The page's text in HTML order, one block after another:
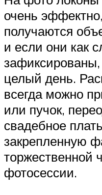
очень
получаются
и если они как
целый день.
всегда можно
или пучок,
свадебное
закрепленную
торжественной
фотосессии.